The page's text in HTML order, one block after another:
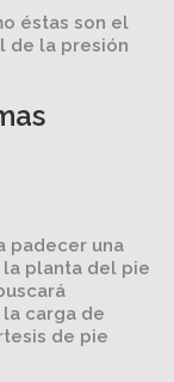
éstas son el
de la presión
padecer una
planta del pie
carga de
de pie